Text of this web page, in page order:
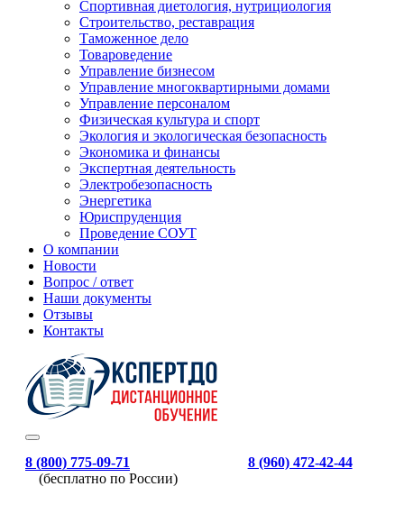
Спортивная диетология, нутрициология
Строительство, реставрация
Таможенное дело
Товароведение
Управление бизнесом
Управление многоквартирными домами
Управление персоналом
Физическая культура и спорт
Экология и экологическая безопасность
Экономика и финансы
Экспертная деятельность
Электробезопасность
Энергетика
Юриспруденция
Проведение СОУТ
О компании
Новости
Вопрос / ответ
Наши документы
Отзывы
Контакты
8 (800) 775-09-71
(бесплатно по России)
8 (960) 472-42-44